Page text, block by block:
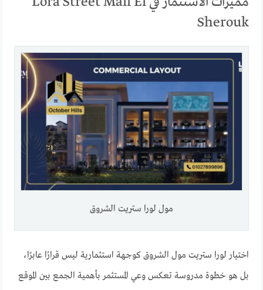
Sherouk
مول لورا ستريت الشروق
اختيار لورا ستريت مول الشروق كوجهة استثمارية ليس قرارًا عابرًا،
بل هو خطوة مدروسة تعكس وعي المستثمر بأهمية الجمع بين الموقع